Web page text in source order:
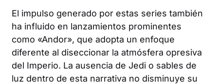
El impulso generado por estas series también
ha influido en lanzamientos prominentes
como «Andor», que adopta un enfoque
diferente al diseccionar la atmósfera opresiva
del Imperio. La ausencia de Jedi o sables de
luz dentro de esta narrativa no disminuye su